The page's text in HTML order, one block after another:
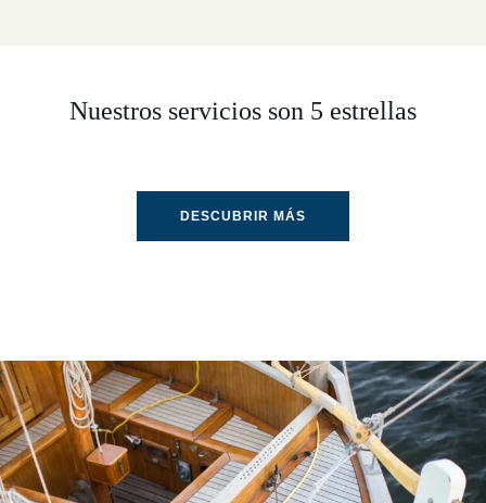
Nuestros servicios son 5 estrellas
DESCUBRIR MÁS